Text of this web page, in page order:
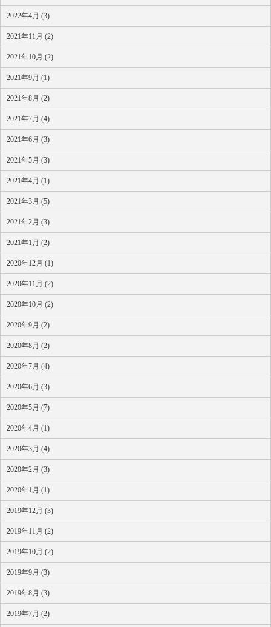
2022年4月 (3)
2021年11月 (2)
2021年10月 (2)
2021年9月 (1)
2021年8月 (2)
2021年7月 (4)
2021年6月 (3)
2021年5月 (3)
2021年4月 (1)
2021年3月 (5)
2021年2月 (3)
2021年1月 (2)
2020年12月 (1)
2020年11月 (2)
2020年10月 (2)
2020年9月 (2)
2020年8月 (2)
2020年7月 (4)
2020年6月 (3)
2020年5月 (7)
2020年4月 (1)
2020年3月 (4)
2020年2月 (3)
2020年1月 (1)
2019年12月 (3)
2019年11月 (2)
2019年10月 (2)
2019年9月 (3)
2019年8月 (3)
2019年7月 (2)